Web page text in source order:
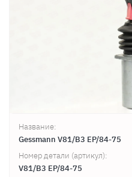
Название:
Gessmann V81/B3 EP/84-75
Номер детали (артикул):
V81/B3 EP/84-75